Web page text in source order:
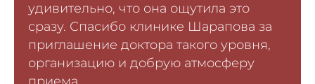
удивительно, что она ощутила это
сразу. Спасибо клинике Шарапова за
приглашение доктора такого уровня,
организацию и добрую атмосферу